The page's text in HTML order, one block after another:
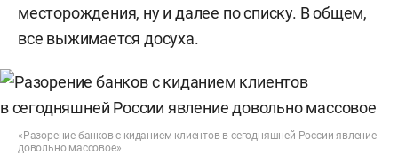
месторождения, ну и далее по списку. В общем,
все выжимается досуха.
«Разорение банков с киданием клиентов в сегодняшней России явление
довольно массовое»